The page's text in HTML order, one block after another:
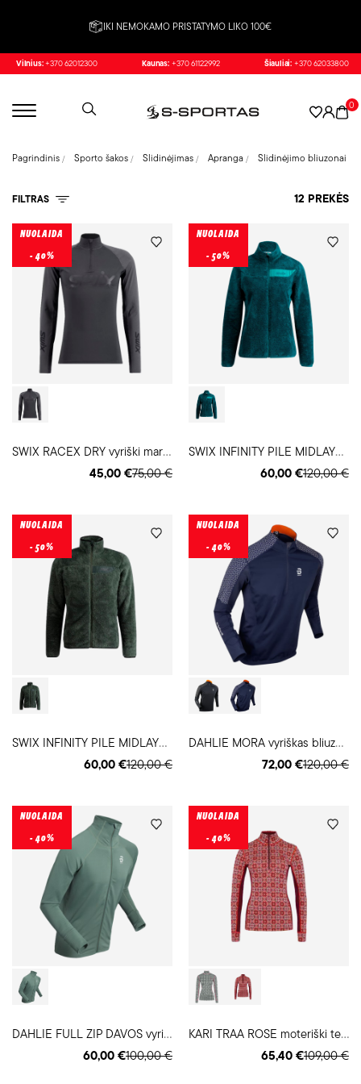
IKI NEMOKAMO PRISTATYMO LIKO 100€
Vilnius: +370 62012300 Kaunas: +370 61122992 Šiauliai: +370 62033800
0
FILTRAS
Pagrindinis Sporto šakos Slidinėjimas Apranga Slidinėjimo bliuzonai
12 PREKĖS
S
WIX RACEX DRY vyriški marškinėliai
75,00 €
45,00 €
NUOLAIDA
- 40%
S
WIX INFINITY PILE MIDLAYER moteriškas bliuzonas
120,00 €
60,00 €
NUOLAIDA
- 50%
S
WIX INFINITY PILE MIDLAYER vyriškas bliuzonas
120,00 €
60,00 €
NUOLAIDA
- 50%
D
AHLIE MORA vyriškas bliuzonas
120,00 €
72,00 €
NUOLAIDA
- 40%
D
AHLIE FULL ZIP DAVOS vyriškas slidinėjimo bliuzonas
100,00 €
60,00 €
NUOLAIDA
- 40%
K
ARI TRAA ROSE moteriški termo marškinėliai
109,00 €
65,40 €
NUOLAIDA
- 40%